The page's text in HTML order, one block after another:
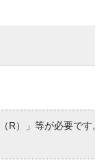
R）」等が必要で